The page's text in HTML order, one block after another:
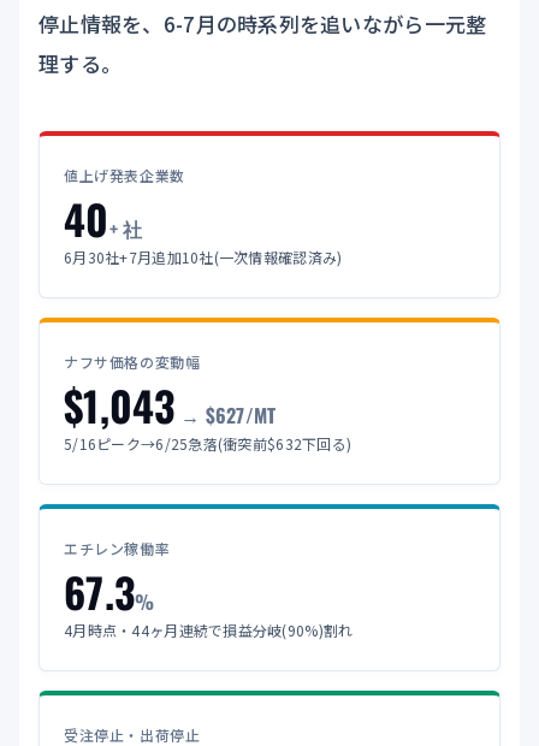
停止情報を、6-7月の時系列を追いながら一元整
理する。
値上げ発表企業数
40+ 社
6月30社+7月追加10社(一次情報確認済み)
ナフサ価格の変動幅
$1,043 → $627/MT
5/16ピーク→6/25急落(衝突前$632下回る)
エチレン稼働率
67.3%
4月時点・44ヶ月連続で損益分岐(90%)割れ
受注停止・出荷停止